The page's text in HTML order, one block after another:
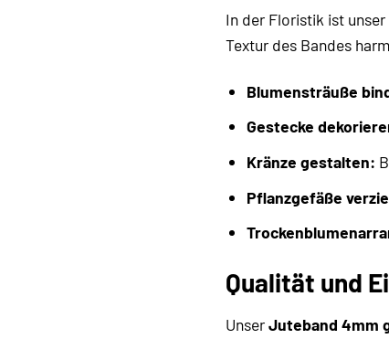
In der Floristik ist
Textur des Bandes
Blumensträuße
Gestecke
Kränze gestalten:
Pflanzgefäße
Qualität und
UnserJuteband 4mm